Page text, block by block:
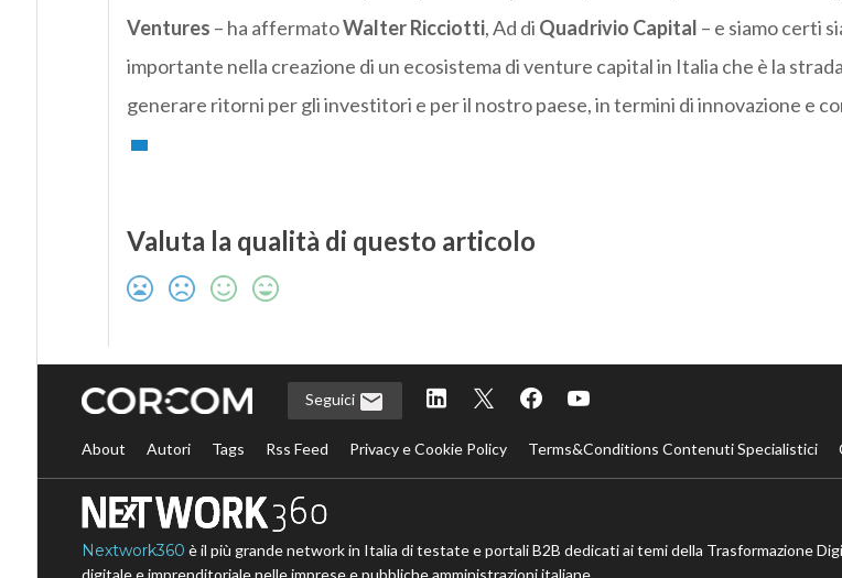
Ventures – ha affermatoWalter Ricciotti, Ad di Quadrivio Capital – e siamo certi
importante nella creazione di un ecosistema di venture capital in Italia che è la
generare ritorni per gli investitori e per il nostro paese, in termini di innovazione e
Valuta la qualità di questo articolo
Seguici
About Autori Tags Rss Feed Privacy e Cookie Policy Terms&Conditions Contenuti Specialistici
Nextwork360 è il più grande network in Italia di testate e portali B2B dedicati ai temi della Trasformazione
digitale e imprenditoriale nelle imprese e pubbliche amministrazioni italiane.